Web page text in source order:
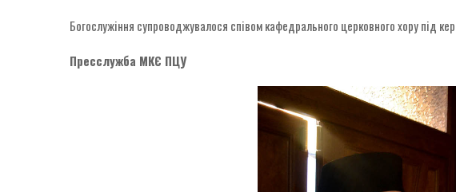
Богослужіння супроводжувалося співом кафедрального церковного хору під
Пресслужба МКЄ ПЦУ